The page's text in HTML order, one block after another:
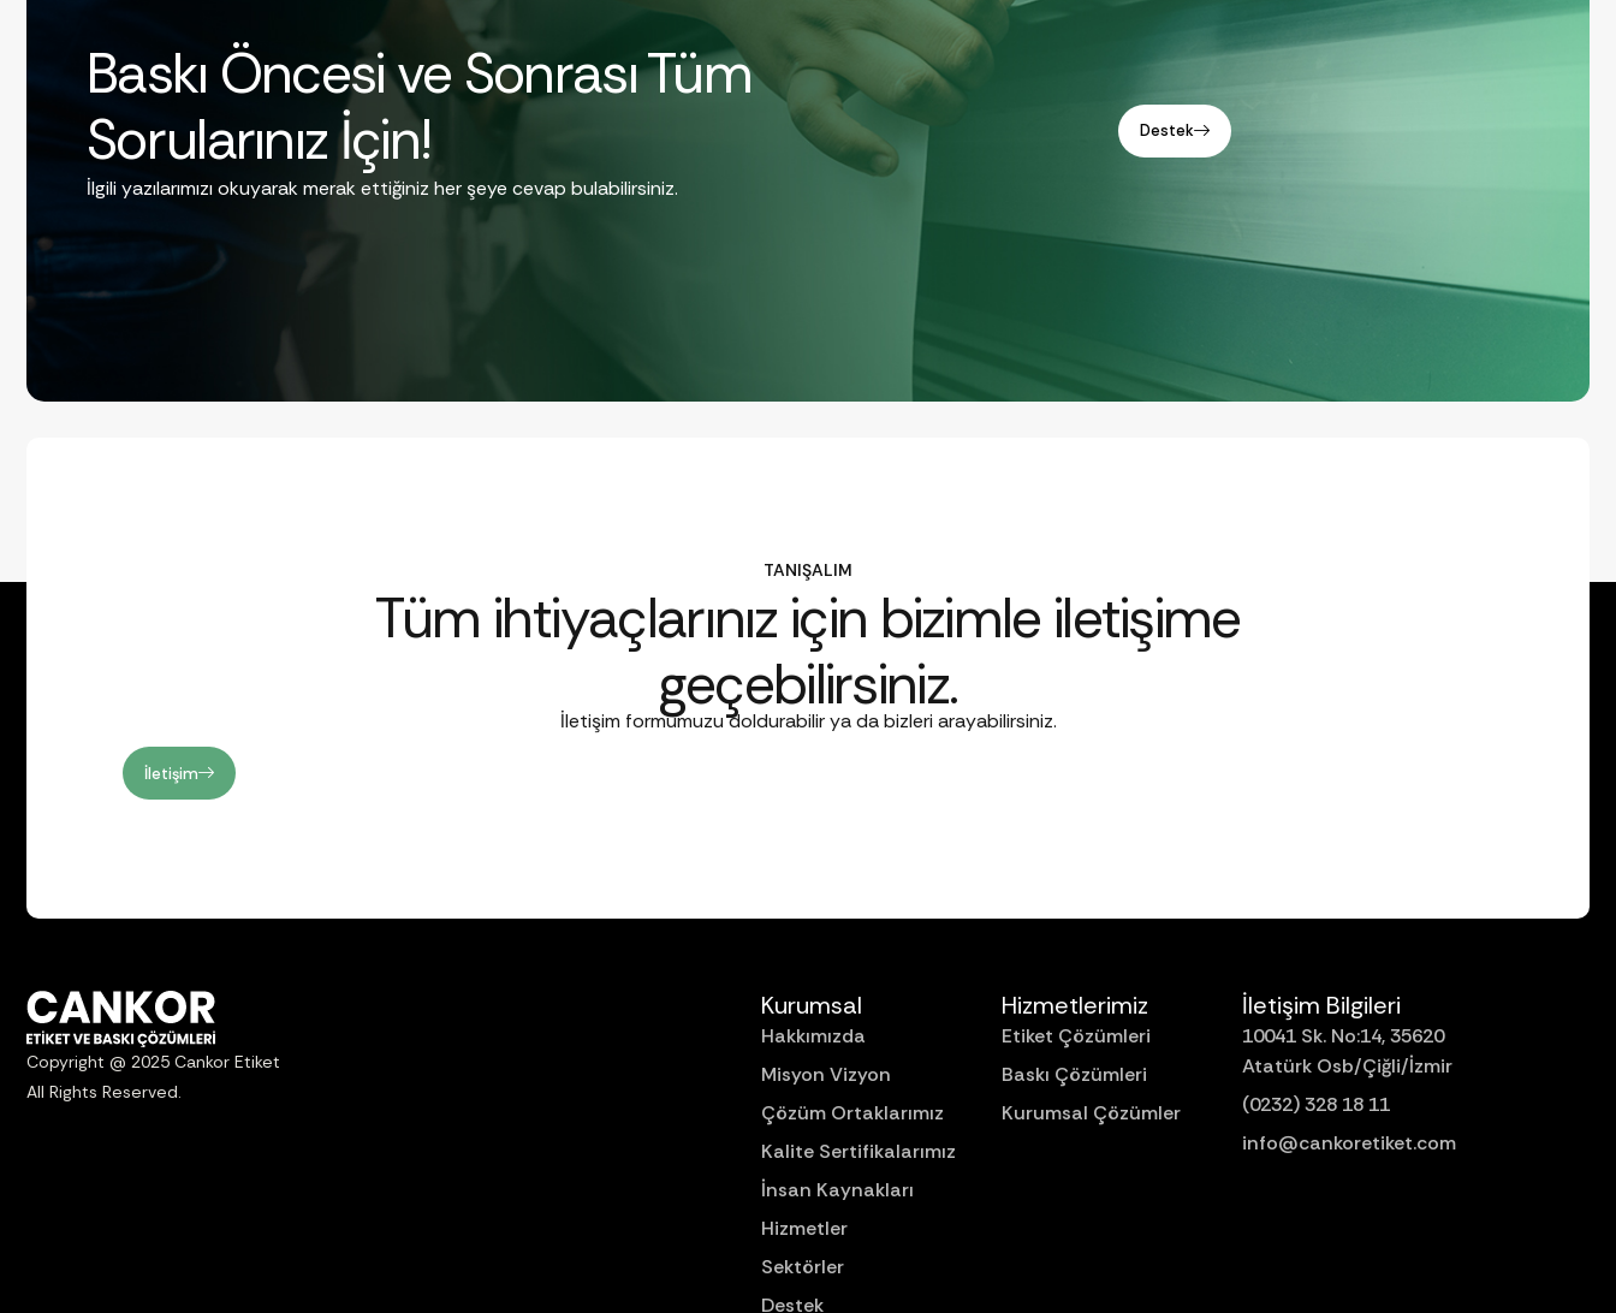
Baskı Öncesi ve Sonrası Tüm
Sorularınız İçin!
İlgili yazılarımızı okuyarak merak ettiğiniz her şeye cevap bulabilirsiniz.
Destek
TANIŞALIM
Tüm ihtiyaçlarınız için bizimle iletişime
geçebilirsiniz.
İletişim formumuzu doldurabilir ya da bizleri arayabilirsiniz.
İletişim
Copyright @ 2025 Cankor Etiket
All Rights Reserved.
Kurumsal
Hakkımızda
Misyon Vizyon
Çözüm Ortaklarımız
Kalite Sertifikalarımız
İnsan Kaynakları
Hizmetler
Sektörler
Destek
Hizmetlerimiz
Etiket Çözümleri
Baskı Çözümleri
Kurumsal Çözümler
İletişim Bilgileri
10041 Sk. No:14, 35620
Atatürk Osb/Çiğli/İzmir
(0232) 328 18 11
info@cankoretiket.com